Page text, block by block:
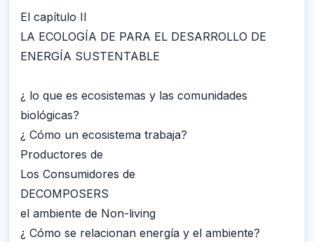
El capítulo II
LA ECOLOGÍA DE PARA EL DESARROLLO DE
ENERGÍA SUSTENTABLE
¿ lo que es ecosistemas y las comunidades
biológicas?
¿ Cómo un ecosistema trabaja?
Productores de
Los Consumidores de
DECOMPOSERS
el ambiente de Non-living
¿ Cómo se relacionan energía y el ambiente?